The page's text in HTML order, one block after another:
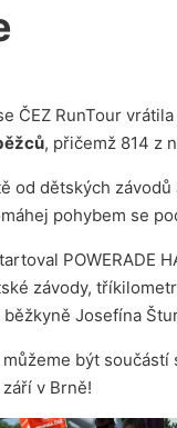
ČEZ RunTour
, přičemž 814 z
od dětských
pohybem se
POWERADE
závody,
Josefína
být
v Brně!